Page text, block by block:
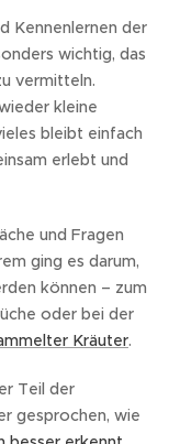
Kennenlernen der
wichtig, das
vermitteln.
kleine
bleibt einfach
erlebt und
und Fragen
ging es darum,
können – zum
oder bei der
Kräuter.
Teil der
gesprochen, wie